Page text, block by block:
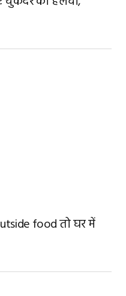
food तो घर में